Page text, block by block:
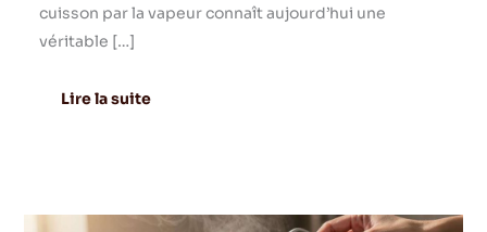
cuisson par la vapeur connaît aujourd’hui une
véritable […]
Lire la suite